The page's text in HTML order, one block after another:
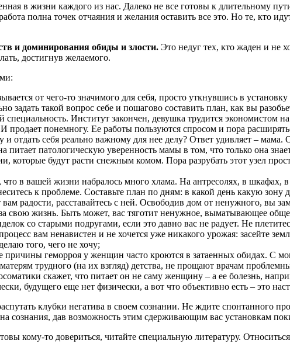
в жизни каждого из нас. Далеко не все готовы к длительному
полна точек отчаяния и желания оставить все это. Но те, кто
и доминирования обиды и злости. Это недуг тех, кто жаден и не
достигнув желаемого.
от чего-то значимого для себя, просто уткнувшись в
задать такой вопрос себе и пошагово составить план, как вы
Институт закончен, девушка трудится экономистом
понемногу. Ее работы пользуются спросом и пора
отдать себя реально важному для нее делу? Ответ удивляет –
питает патологическую уверенность мамы в том, что только она
которые будут расти снежным комом. Пора разрубать этот узел
в вашей жизни набралось много хлама. На антресолях, в
к проблеме. Составьте план по дням: в какой день какую зону
радости, расставайтесь с ней. Освободив дом от ненужного, вы
свою жизнь. Быть может, вас тяготит ненужное, выматывающее
со старыми подругами, если это давно вас не радует. Не
вам ненавистен и не хочется уже никакого урожая: засейте
того, чего не хочу;
геморроя у женщин часто кроются в затаенных обидах. С
трудного (на их взгляд) детства, не прощают врачам
скажет, что питает он не саму женщину – а ее болезнь,
будущего еще нет физически, а вот что объективно есть – это
клубки негатива в своем сознании. Не ждите спонтанного
сознания, дав возможность этим сдерживающим вас установкам
кому-то довериться, читайте специальную литературу.